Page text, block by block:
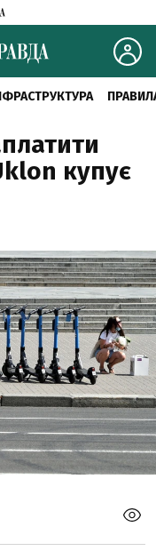
купує